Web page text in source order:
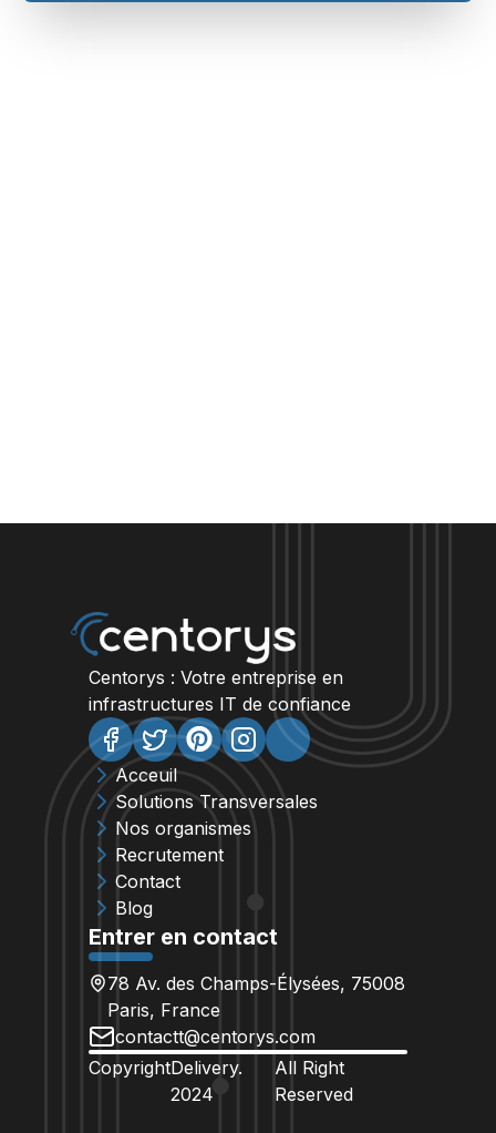
Centorys : Votre entreprise en
infrastructures IT de confiance
Acceuil
Solutions Transversales
Nos organismes
Recrutement
Contact
Blog
Entrer en contact
78 Av. des Champs-Élysées, 75008
Paris, France
contactt@centorys.com
CopyrightDelivery.
2024
All Right
Reserved